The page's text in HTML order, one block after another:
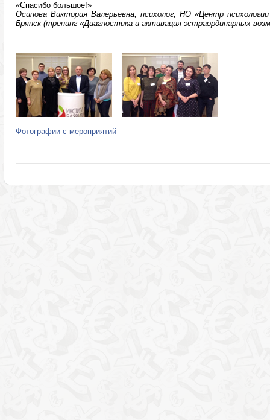
«Спасибо большое!»
Осипова Виктория Валерьевна, психолог, НО «Центр
Брянск (тренинг «Диагностика и активация эстраординарных
Фотографии с мероприятий